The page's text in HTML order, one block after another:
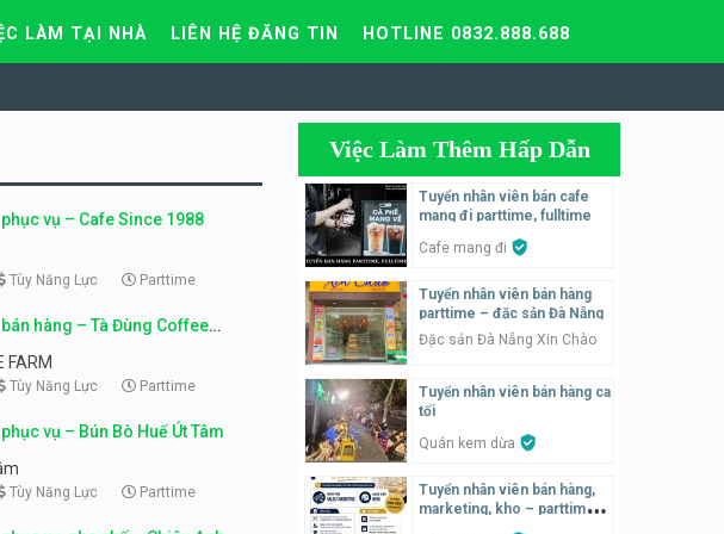
LÀM TẠI NHÀ LIÊN HỆ ĐĂNG TIN HOTLINE 0832.888.688
vụ – Cafe Since 1988
Tùy Năng Lực Parttime
hàng – Tà Đùng Coffee
FARM
Tùy Năng Lực Parttime
vụ – Bún Bò Huế Út Tâm
Tùy Năng Lực Parttime
Việc Làm Thêm Hấp Dẫn
Tuyển nhân viên bán cafe
mang đi parttime, fulltime
Cafe mang đi
Tuyển nhân viên bán hàng
parttime – đặc sản Đà Nẵng
Đặc sản Đà Nẵng Xin Chào
Tuyển nhân viên bán hàng ca
tối
Quán kem dừa
Tuyển nhân viên bán hàng,
marketing, kho – parttime,